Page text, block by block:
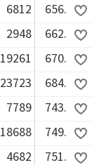
6812
656.
2948
662.
19261
670.
23723
684.
7789
743.
18688
749.
4682
751.